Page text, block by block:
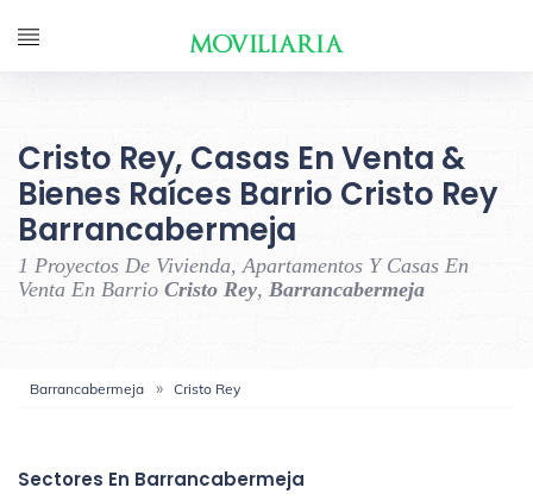
Cristo Rey, Casas En Venta &
Bienes Raíces Barrio Cristo Rey
Barrancabermeja
1 Proyectos De Vivienda, Apartamentos Y Casas En
Venta En Barrio Cristo Rey, Barrancabermeja
Barrancabermeja Cristo Rey
Sectores En Barrancabermeja